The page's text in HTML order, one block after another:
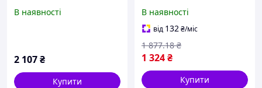
електрична коса,
В наявності
2 107₴
Купити
охоронних систем та
медичного обладнання
BUV
В наявності
від 132₴/міс
1 324₴
1 877.18 ₴
Купити